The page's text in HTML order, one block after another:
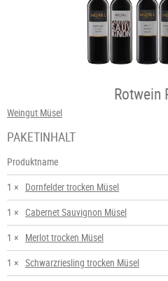
Rotwein
Weingut Müsel
PAKETINHALT
Produktname
1 ×
Dornfelder trocken Müsel
1 ×
Cabernet Sauvignon Müsel
1 ×
Merlot trocken Müsel
1 × Schwarzriesling trocken Müsel